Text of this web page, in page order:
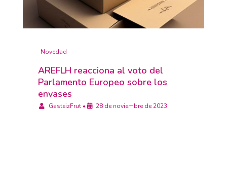
Novedad
AREFLH reacciona al voto del
Parlamento Europeo sobre los
envases
GasteizFrut • 28 de noviembre de 2023